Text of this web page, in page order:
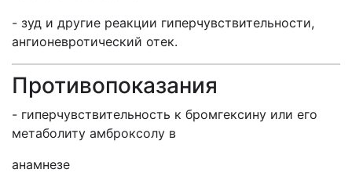
- зуд и другие реакции гиперчувствительности,
ангионевротический отек.
Противопоказания
- гиперчувствительность к бромгексину или его
метаболиту амброксолу в
анамнезе